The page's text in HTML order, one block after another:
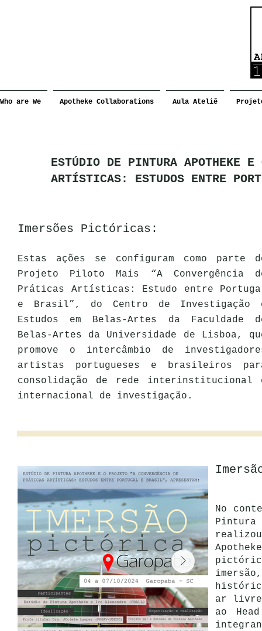
Who are We Apotheke Collaborations Aula Ateliê
ESTÚDIO DE PINTURA APOTHEKE E
ARTÍSTICAS: ESTUDOS ENTRE
Imersões Pictóricas:
Estas ações se configuram como parte
Projeto Piloto Mais “A Convergência
Práticas Artísticas: Estudo entre
e Brasil”, do Centro de Investigação
Estudos em Belas-Artes da Faculdade
Belas-Artes da Universidade de Lisboa,
promove o intercâmbio de
artistas portugueses e brasileiros
consolidação de rede interinstitucional
internacional de investigação.
No
ar
ao